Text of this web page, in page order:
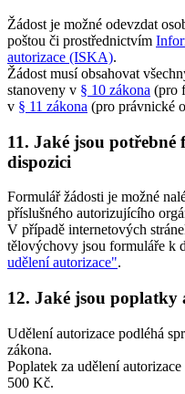
Žádost je možné odevzdat
poštou či prostřednictvím
autorizace (ISKA).
Žádost musí obsahovat
stanoveny v § 10 zákona (pro
v § 11 zákona (pro právnické
11. Jaké jsou
dispozici
Formulář žádosti je možné
příslušného autorizujícího
V případě internetových
tělovýchovy jsou formuláře k
udělení autorizace".
12. Jaké jsou
Udělení autorizace podléhá
zákona.
Poplatek za udělení
500 Kč.